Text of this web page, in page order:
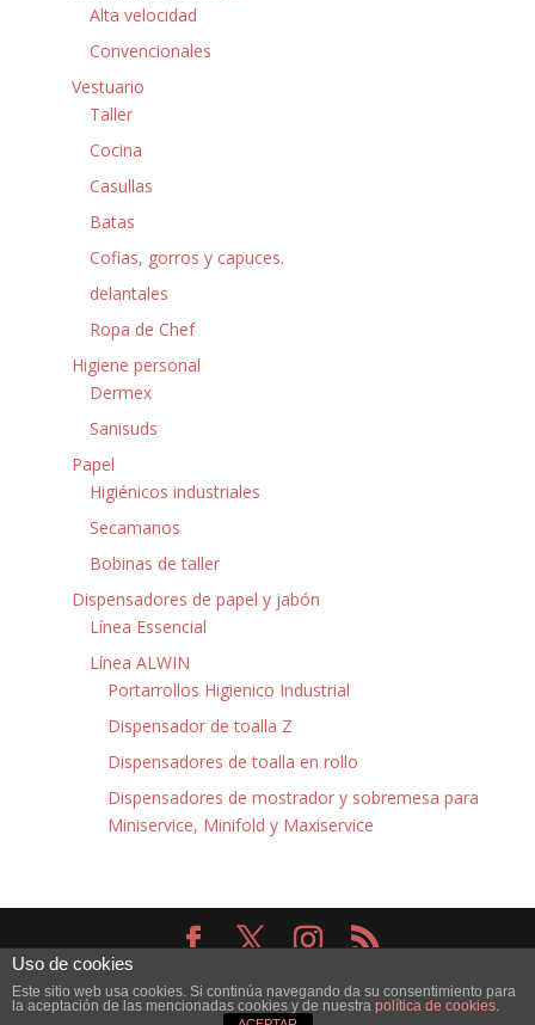
Alta velocidad
Convencionales
Vestuario
Taller
Cocina
Casullas
Batas
Cofias, gorros y capuces.
delantales
Ropa de Chef
Higiene personal
Dermex
Sanisuds
Papel
Higiénicos industriales
Secamanos
Bobinas de taller
Dispensadores de papel y jabón
Línea Essencial
Línea ALWIN
Portarrollos Higienico Industrial
Dispensador de toalla Z
Dispensadores de toalla en rollo
Dispensadores de mostrador y sobremesa para
Miniservice, Minifold y Maxiservice
Elegant Themes
WordPress
Uso de cookies
Este sitio web usa cookies. Si continúa navegando da su consentimiento para
la aceptación de las mencionadas cookies y de nuestra política de cookies.